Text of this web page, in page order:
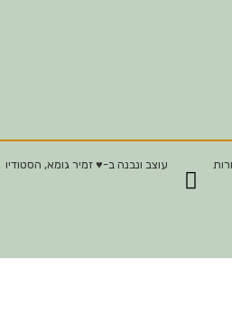
עוצב ונבנה ב-♥︎ זמיר גומא, הסטודיו